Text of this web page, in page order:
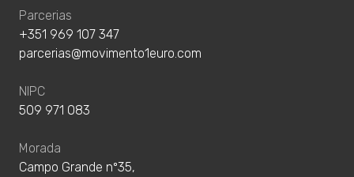
Parcerias
+351 969 107 347
parcerias@movimento1euro.com
NIPC
509 971 083
Morada
Campo Grande nº35,